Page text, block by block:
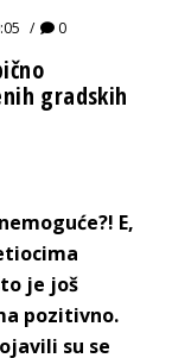
0
gradskih
E,
je još
pozitivno.
su se